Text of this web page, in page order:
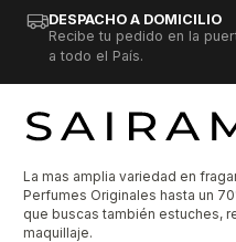
DESPACHO A DOMICILIO
Recibe tu pedido en la
a todo el País.
La mas amplia variedad en
Perfumes Originales hasta un
que buscas también estuches,
maquillaje.